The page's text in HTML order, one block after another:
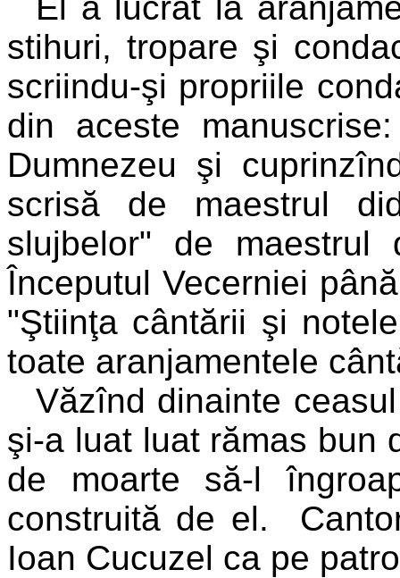
stihuri, tropare şi
scriindu-şi propriile
din aceste
Dumnezeu şi
scrisă de maestrul
slujbelor" de
Începutul Vecerniei
"Ştiinţa cântării şi
toate aranjamentele
Văzînd dinainte
şi-a luat luat rămas bun
de moarte să-l
construită de el.
Ioan Cucuzel ca pe